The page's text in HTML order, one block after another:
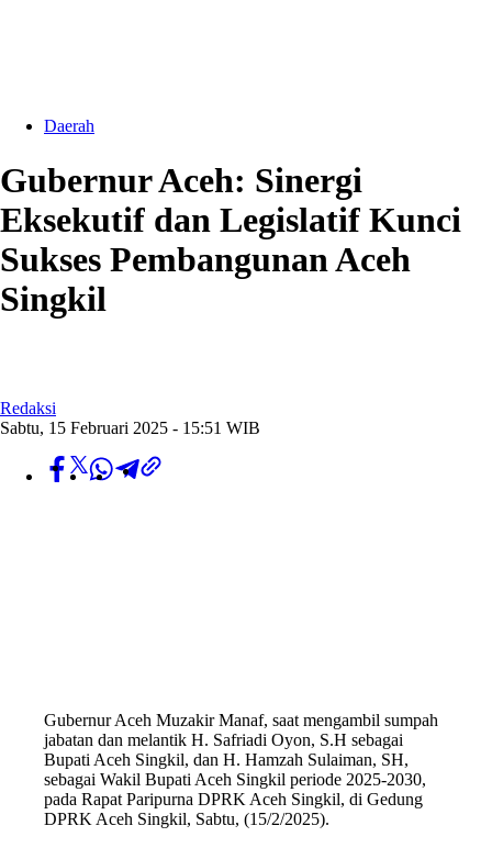
Daerah
Gubernur Aceh: Sinergi
Eksekutif dan Legislatif Kunci
Sukses Pembangunan Aceh
Singkil
Redaksi
Sabtu, 15 Februari 2025 - 15:51 WIB
Gubernur Aceh Muzakir Manaf, saat mengambil sumpah
jabatan dan melantik H. Safriadi Oyon, S.H sebagai
Bupati Aceh Singkil, dan H. Hamzah Sulaiman, SH,
sebagai Wakil Bupati Aceh Singkil periode 2025-2030,
pada Rapat Paripurna DPRK Aceh Singkil, di Gedung
DPRK Aceh Singkil, Sabtu, (15/2/2025).